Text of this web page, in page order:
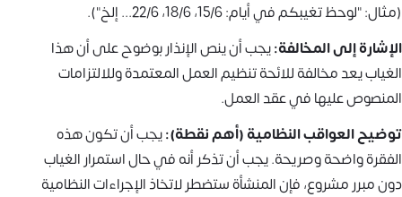
(مثال: "لوحظ تغيبكم في أيام: 15/6، 18/6، 22/6... إلخ").
الإشارة إلى المخالفة:يجب أن ينص الإنذار بوضوح على أن هذا
الغياب يعد مخالفة للائحة تنظيم العمل المعتمدة وللالتزامات
المنصوص عليها في عقد العمل.
توضيح العواقب النظامية (أهم نقطة):يجب أن تكون هذه
الفقرة واضحة وصريحة. يجب أن تذكر أنه في حال استمرار الغياب
دون مبرر مشروع، فإن المنشأة ستضطر لاتخاذ الإجراءات النظامية